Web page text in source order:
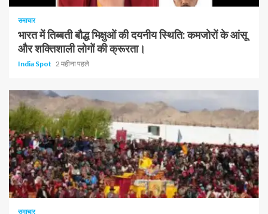
समाचार
भारत में तिब्बती बौद्ध भिक्षुओं की दयनीय स्थिति: कमजोरों के आंसू
और शक्तिशाली लोगों की क्रूरता।
India Spot 2 महीना पहले
समाचार